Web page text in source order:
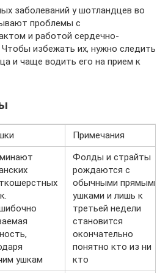
заболеваний у шотландцев во
проблемы с
и работой сердечно-
избежать их, нужно следить
и чаще водить его на прием к
Примечания
ушкам
Фолды и страйты
рождаются с
обычными прямыми
ушками и лишь к
третьей недели
становится
окончательно
понятно кто из ни
кто